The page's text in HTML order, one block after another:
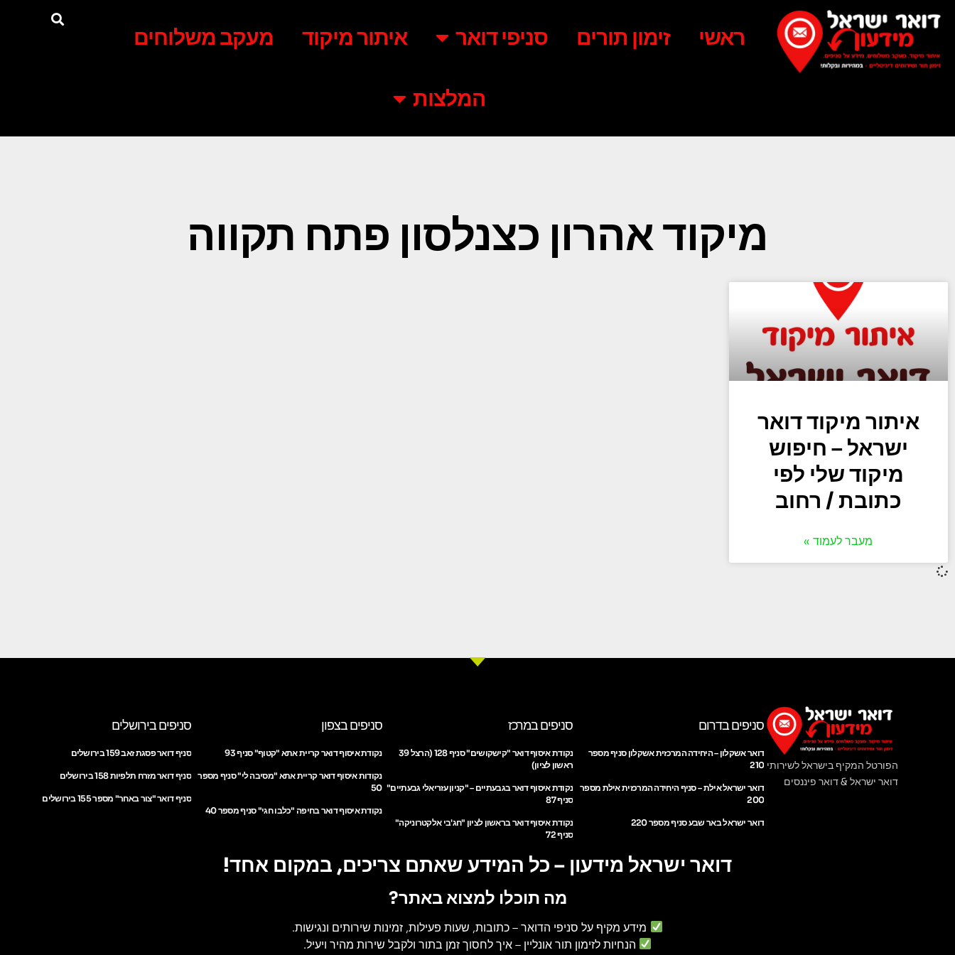
ראשי זימון תורים סניפי דואר איתור מיקוד מעקב משלוחים
המלצות
מיקוד אהרון כצנלסון פתח תקווה
איתור מיקוד דואר
ישראל – חיפוש
מיקוד שלי לפי
כתובת / רחוב
מעבר לעמוד »
הפורטל המקיף בישראל לשירותי
דואר ישראל & דואר פיננסים
סניפים בדרום
דואר אשקלון – היחידה המרכזית אשקלון סניף מספר
210
דואר ישראל אילת – סניף היחידה המרכזית אילת מספר
200
דואר ישראל באר שבע סניף מספר 220
סניפים במרכז
נקודת איסוף דואר "קישקושים" סניף 128 (הרצל 39
ראשון לציון)
נקודת איסוף דואר בגבעתיים – "קניון עזריאלי גבעתיים"
סניף 87
נקודת איסוף דואר בראשון לציון "חג'בי אלקטרוניקה"
סניף 72
סניפים בצפון
נקודת איסוף דואר קריית אתא "קטוף" סניף 93
נקודות איסוף דואר קריית אתא "מסיבה לי" סניף מספר
50
נקודת איסוף דואר בחיפה "כלבו חגי" סניף מספר 40
סניפים בירושלים
סניף דואר פסגת זאב 159 בירושלים
סניף דואר מזרח תלפיות 158 בירושלים
סניף דואר "צור באחר" מספר 155 בירושלים
דואר ישראל מידעון – כל המידע שאתם צריכים, במקום אחד!
מה תוכלו למצוא באתר?
מידע מקיף על סניפי הדואר– כתובות, שעות פעילות, זמינות שירותים ונגישות.
הנחיות לזימון תור אונליין – איך לחסוך זמן בתור ולקבל שירות מהיר ויעיל.